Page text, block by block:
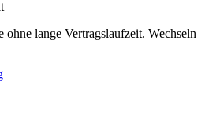
lange Vertragslaufzeit. Wechseln